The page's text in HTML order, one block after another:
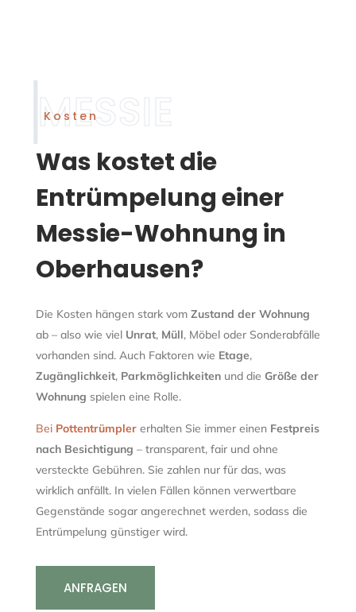
Kosten
Was kostet die
Entrümpelung einer
Messie-Wohnung in
Oberhausen?
Die Kosten hängen stark vom Zustand der Wohnung
ab – also wie viel Unrat, Müll, Möbel oder Sonderabfälle
vorhanden sind. Auch Faktoren wie Etage,
Zugänglichkeit, Parkmöglichkeitenund die Größe der
Wohnung spielen eine Rolle.
Bei Pottentrümplererhalten Sie immer einen Festpreis
nach Besichtigung – transparent, fair und ohne
versteckte Gebühren. Sie zahlen nur für das, was
wirklich anfällt. In vielen Fällen können verwertbare
Gegenstände sogar angerechnet werden, sodass die
Entrümpelung günstiger wird.
ANFRAGEN